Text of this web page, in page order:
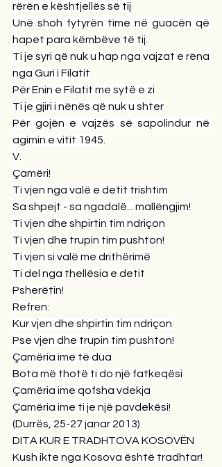
rërën e kështjellës së tij
Unë shoh fytyrën time në guacën që
hapet para këmbëve të tij.
Ti je syri që nuk u hap nga vajzat e rëna
nga Guri i Filatit
Për Enin e Filatit me sytë e zi
Ti je gjiri i nënës që nuk u shter
Për gojën e vajzës së sapolindur në
agimin e vitit 1945.
V.
Çamëri!
Ti vjen nga valë e detit trishtim
Sa shpejt - sa ngadalë... mallëngjim!
Ti vjen dhe shpirtin tim ndriçon
Ti vjen dhe trupin tim pushton!
Ti vjen si valë me drithërimë
Ti del nga thellësia e detit
Psherëtin!
Refren:
Kur vjen dhe shpirtin tim ndriçon
Pse vjen dhe trupin tim pushton!
Çamëria ime të dua
Bota më thotë ti do një fatkeqësi
Çamëria ime qofsha vdekja
Çamëria ime ti je një pavdekësi!
(Durrës, 25-27 janar 2013)
DITA KUR E TRADHTOVA KOSOVËN
Kush ikte nga Kosova është tradhtar!